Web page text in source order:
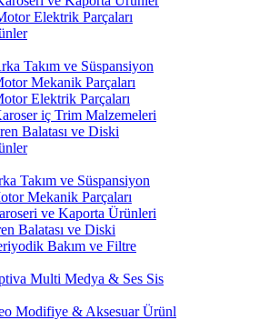
Elektrik Parçaları
Takım ve Süspansiyon
Mekanik Parçaları
Elektrik Parçaları
iç Trim Malzemeleri
Balatası ve Diski
Takım ve Süspansiyon
Mekanik Parçaları
ve Kaporta Ürünleri
Balatası ve Diski
Bakım ve Filtre
Multi Medya & Ses Sis
Modifiye & Aksesuar Ürünl